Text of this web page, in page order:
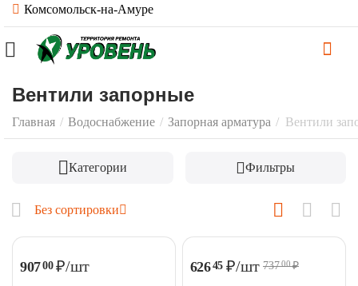
Комсомольск-на-Амуре
Вентили запорные
Главная / Водоснабжение / Запорная арматура / Вентили
Категории Фильтры
Без сортировки
90700 ₽/шт 62645 ₽/шт 73700₽